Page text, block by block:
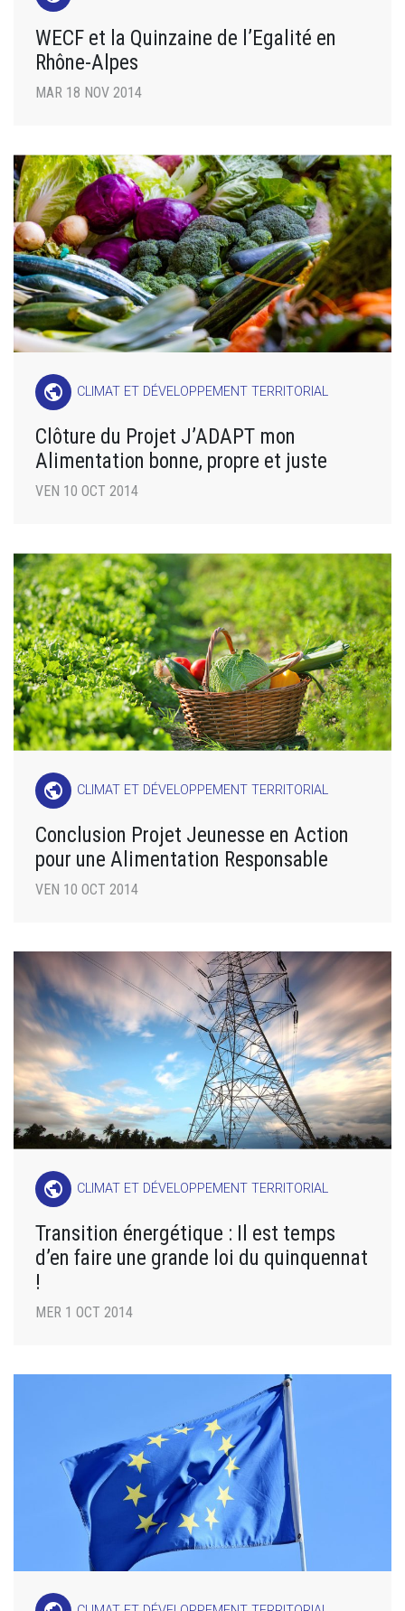
WECF et la Quinzaine de l’Egalité en
Rhône-Alpes
MAR 18 NOV 2014
public CLIMAT ET DÉVELOPPEMENT TERRITORIAL
Clôture du Projet J’ADAPT mon
Alimentation bonne, propre et juste
VEN 10 OCT 2014
public CLIMAT ET DÉVELOPPEMENT TERRITORIAL
Conclusion Projet Jeunesse en Action
pour une Alimentation Responsable
VEN 10 OCT 2014
public CLIMAT ET DÉVELOPPEMENT TERRITORIAL
Transition énergétique : Il est temps
d’en faire une grande loi du quinquennat
!
MER 1 OCT 2014